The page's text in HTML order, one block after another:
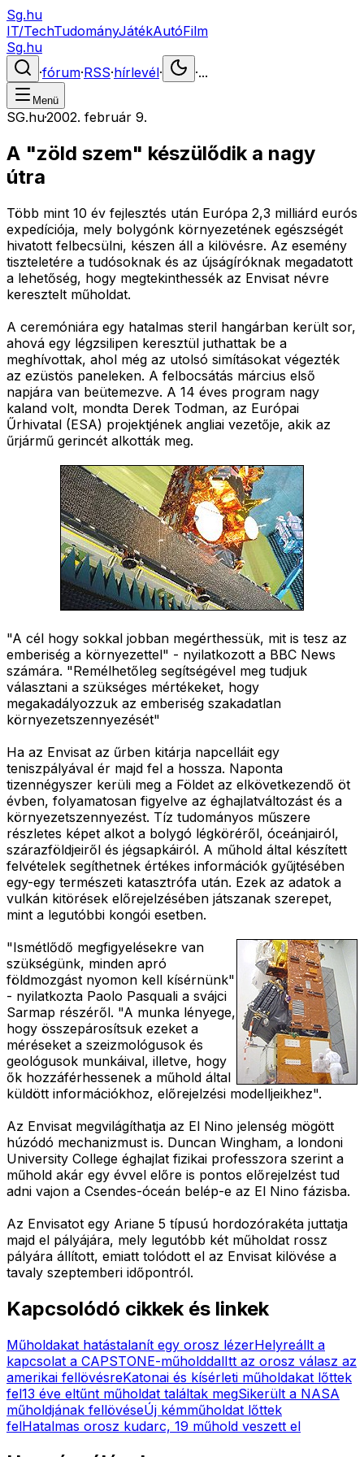
Sg.hu
IT/TechTudományJátékAutóFilm
Sg.hu
·fórum·RSS·hírlevél· ·...
Menü
SG.hu·2002. február 9.
A "zöld szem" készülődik a nagy
útra
Több mint 10 év fejlesztés után Európa 2,3 milliárd eurós
expedíciója, mely bolygónk környezetének egészségét
hivatott felbecsülni, készen áll a kilövésre. Az esemény
tiszteletére a tudósoknak és az újságíróknak megadatott
a lehetőség, hogy megtekinthessék az Envisat névre
keresztelt műholdat.
A ceremóniára egy hatalmas steril hangárban került sor,
ahová egy légzsilipen keresztül juthattak be a
meghívottak, ahol még az utolsó simításokat végezték
az ezüstös paneleken. A felbocsátás március első
napjára van beütemezve. A 14 éves program nagy
kaland volt, mondta Derek Todman, az Európai
Űrhivatal (ESA) projektjének angliai vezetője, akik az
űrjármű gerincét alkották meg.
"A cél hogy sokkal jobban megérthessük, mit is tesz az
emberiség a környezettel" - nyilatkozott a BBC News
számára. "Remélhetőleg segítségével meg tudjuk
választani a szükséges mértékeket, hogy
megakadályozzuk az emberiség szakadatlan
környezetszennyezését"
Ha az Envisat az űrben kitárja napcelláit egy
teniszpályával ér majd fel a hossza. Naponta
tizennégyszer kerüli meg a Földet az elkövetkezendő öt
évben, folyamatosan figyelve az éghajlatváltozást és a
környezetszennyezést. Tíz tudományos műszere
részletes képet alkot a bolygó légköréről, óceánjairól,
szárazföldjeiről és jégsapkáiról. A műhold által készített
felvételek segíthetnek értékes információk gyűjtésében
egy-egy természeti katasztrófa után. Ezek az adatok a
vulkán kitörések előrejelzésében játszanak szerepet,
mint a legutóbbi kongói esetben.
"Ismétlődő megfigyelésekre van
szükségünk, minden apró
földmozgást nyomon kell kísérnünk"
- nyilatkozta Paolo Pasquali a svájci
Sarmap részéről. "A munka lényege,
hogy összepárosítsuk ezeket a
méréseket a szeizmológusok és
geológusok munkáival, illetve, hogy
ők hozzáférhessenek a műhold által
küldött információkhoz, előrejelzési modelljeikhez".
Az Envisat megvilágíthatja az El Nino jelenség mögött
húzódó mechanizmust is. Duncan Wingham, a londoni
University College éghajlat fizikai professzora szerint a
műhold akár egy évvel előre is pontos előrejelzést tud
adni vajon a Csendes-óceán belép-e az El Nino fázisba.
Az Envisatot egy Ariane 5 típusú hordozórakéta juttatja
majd el pályájára, mely legutóbb két műholdat rossz
pályára állított, emiatt tolódott el az Envisat kilövése a
tavaly szeptemberi időpontról.
Kapcsolódó cikkek és linkek
Műholdakat hatástalanít egy orosz lézerHelyreállt a
kapcsolat a CAPSTONE-műholddalItt az orosz válasz az
amerikai fellövésreKatonai és kísérleti műholdakat lőttek
fel13 éve eltűnt műholdat találtak megSikerült a NASA
műholdjának fellövéseÚj kémműholdat lőttek
felHatalmas orosz kudarc, 19 műhold veszett el